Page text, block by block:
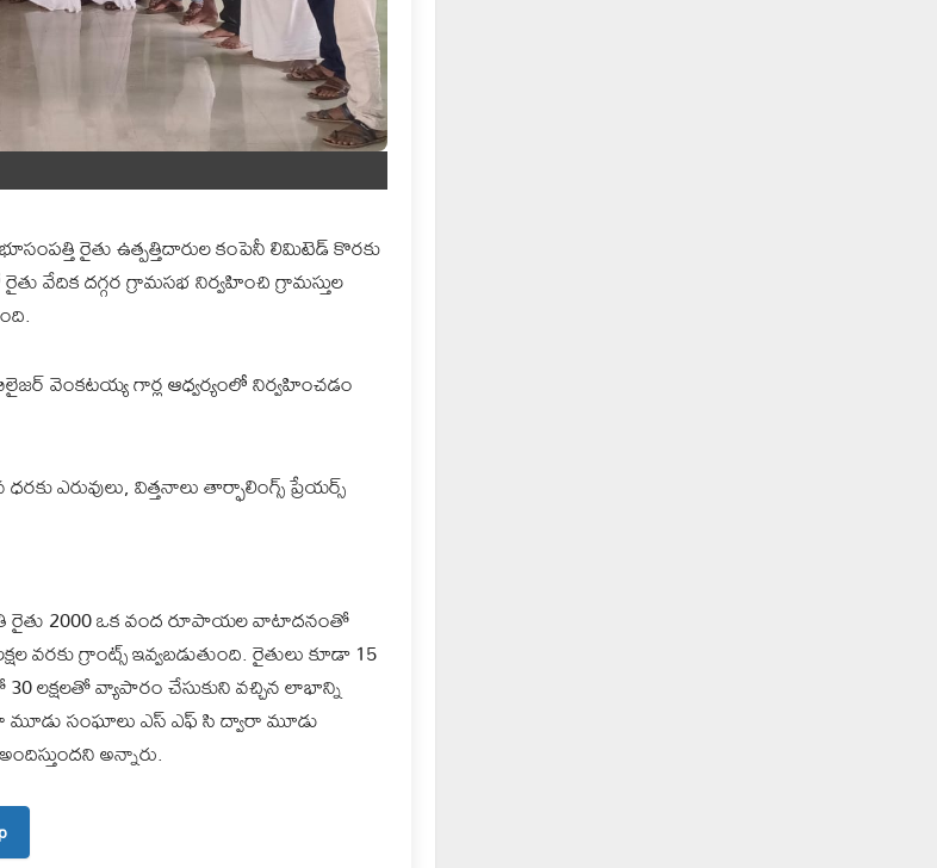
రైతు ఉత్పత్తిదారుల కంపెనీ లిమిటెడ్ కొరకు
వేదిక దగ్గర గ్రామసభ నిర్వహించి గ్రామస్తుల
వెంకటయ్య గార్ల ఆధ్వర్యంలో నిర్వహించడం
ఎరువులు, విత్తనాలు తార్ఫాలింగ్స్ ప్రేయర్స్
రైతు 2000 ఒక వంద రూపాయల వాటాదనంతో
వరకు గ్రాంట్స్ ఇవ్వబడుతుంది. రైతులు కూడా 15
లక్షలతో వ్యాపారం చేసుకుని వచ్చిన లాభాన్ని
సంఘాలు ఎస్ ఎఫ్ సి ద్వారా మూడు
అన్నారు.